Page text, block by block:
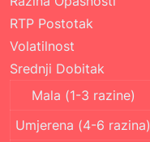
RTP Postotak
Volatilnost
Srednji Dobitak
Mala (1-3 razine)
Umjerena (4-6 razina)